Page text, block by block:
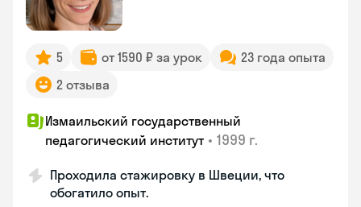
5 от 1590 ₽ за урок
23 года опыта
2 отзыва
Измаильский государственный
педагогический институт • 1999 г.
Проходила стажировку в Швеции, что
обогатило опыт.